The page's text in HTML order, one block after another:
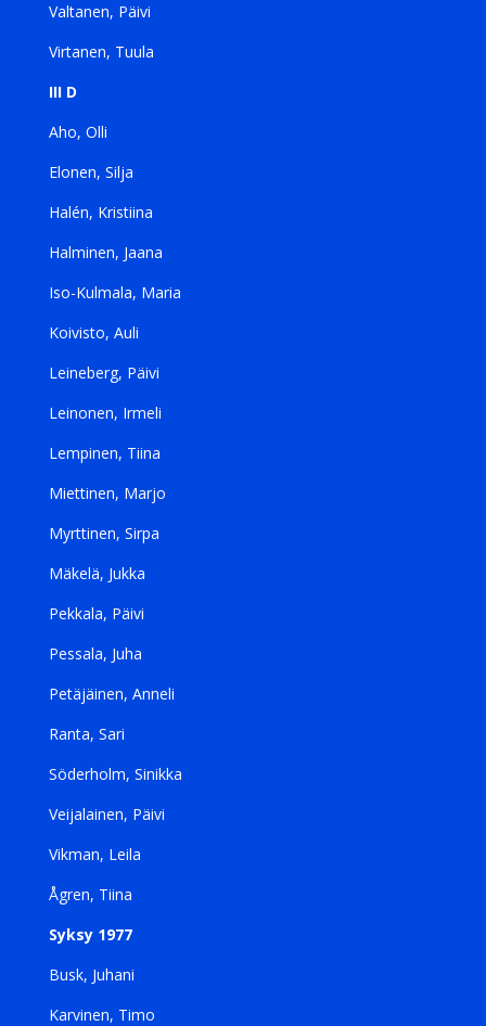
Valtanen, Päivi
Virtanen, Tuula
III D
Aho, Olli
Elonen, Silja
Halén, Kristiina
Halminen, Jaana
Iso-Kulmala, Maria
Koivisto, Auli
Leineberg, Päivi
Leinonen, Irmeli
Lempinen, Tiina
Miettinen, Marjo
Myrttinen, Sirpa
Mäkelä, Jukka
Pekkala, Päivi
Pessala, Juha
Petäjäinen, Anneli
Ranta, Sari
Söderholm, Sinikka
Veijalainen, Päivi
Vikman, Leila
Ågren, Tiina
Syksy 1977
Busk, Juhani
Karvinen, Timo